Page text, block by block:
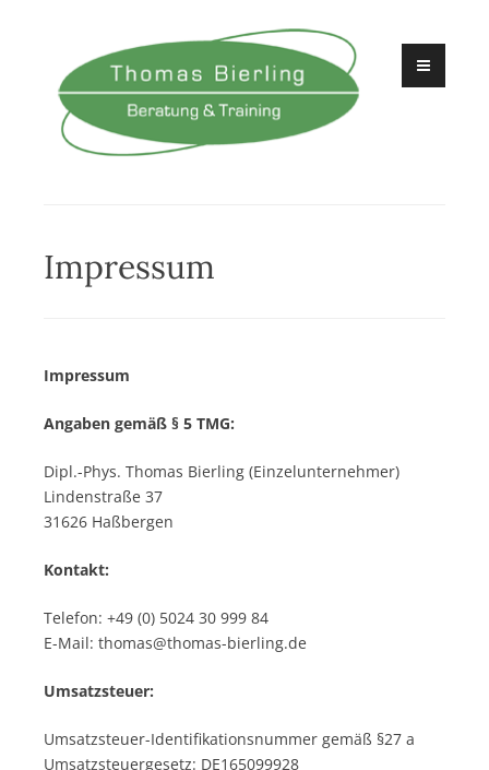
springen
Impressum
Impressum
Angaben gemäß § 5 TMG:
Dipl.-Phys. Thomas Bierling (Einzelunternehmer)
Lindenstraße 37
31626 Haßbergen
Kontakt:
Telefon: +49 (0) 5024 30 999 84
E-Mail: thomas@thomas-bierling.de
Umsatzsteuer:
Umsatzsteuer-Identifikationsnummer gemäß §27 a
Umsatzsteuergesetz: DE165099928